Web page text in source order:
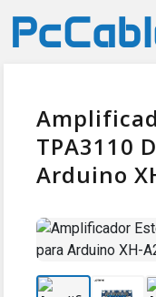
TPA3110
Arduino